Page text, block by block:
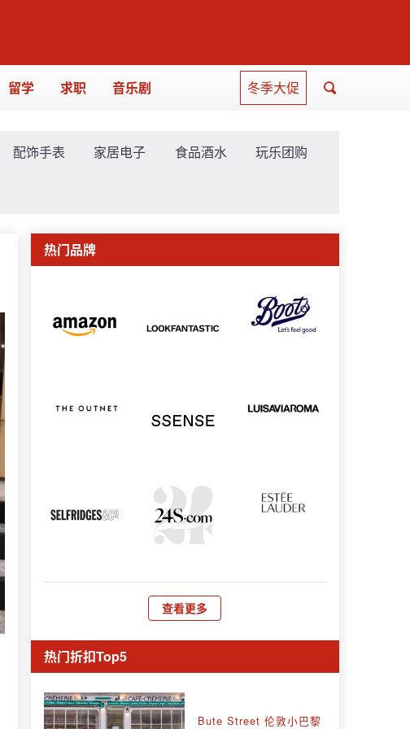
留学 求职 音乐剧 冬季大促
配饰手表 家居电子 食品酒水 玩乐团购
热门品牌
查看更多
热门折扣Top5
Bute Street 伦敦小巴黎